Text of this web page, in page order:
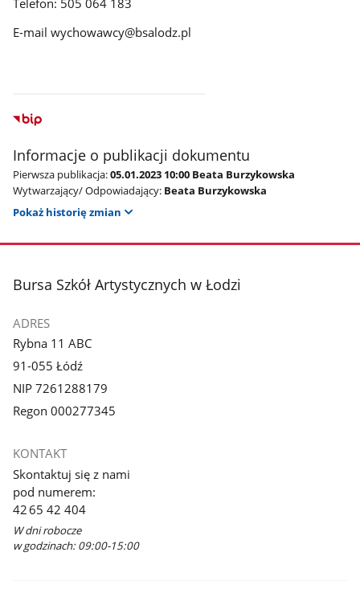
E-mail wychowawcy@bsalodz.pl
Informacje o publikacji dokumentu
Pierwsza publikacja:05.01.2023 10:00 Beata Burzykowska
Wytwarzający/ Odpowiadający: Beata Burzykowska
Pokaż historię zmian
stopka
Bursa Szkół Artystycznych w Łodzi
ADRES
Rybna 11 ABC
91-055 Łódź
NIP 7261288179
Regon 000277345
KONTAKT
Skontaktuj się z nami
pod numerem:
42 65 42 404
W dni robocze
w godzinach: 09:00-15:00